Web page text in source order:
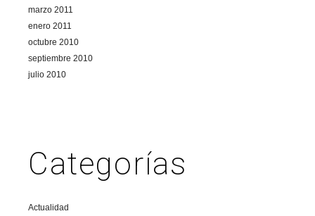
marzo 2011
enero 2011
octubre 2010
septiembre 2010
julio 2010
Categorías
Actualidad